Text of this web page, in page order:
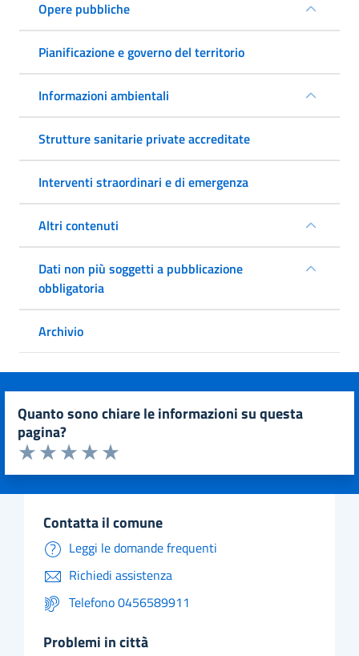
Opere pubbliche
Pianificazione e governo del territorio
Informazioni ambientali
Strutture sanitarie private accreditate
Interventi straordinari e di emergenza
Altri contenuti
Dati non più soggetti a pubblicazione
obbligatoria
Archivio
quanto sono chiare le informazioni su questa
pagina?
Valuta da 1 a 5 stelle la pagina
Valuta 5 stelle su 5
Valuta 4 stelle su 5
Valuta 3 stelle su 5
Valuta 2 stelle su 5
Valuta 1 stelle su 5
contatta il comune
Leggi le domande frequenti
Richiedi assistenza
Telefono 0456589911
problemi in città